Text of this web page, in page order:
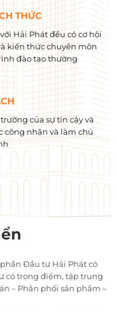
THỨC
Hải Phát đều có cơ hội
kiến ​​thức chuyên môn
đào tạo thường
của sự tin cậy và
công nhận và làm chủ
Đầu tư Hải Phát có
có trọng điểm, tập trung
– Phân phối sản phẩm –